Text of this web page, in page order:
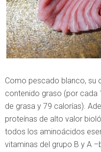
Como pescado blanco, su
contenido graso (por cada
de grasa y 79 calorías).
proteínas de alto valor
todos los aminoácidos
vitaminas del grupo B y A